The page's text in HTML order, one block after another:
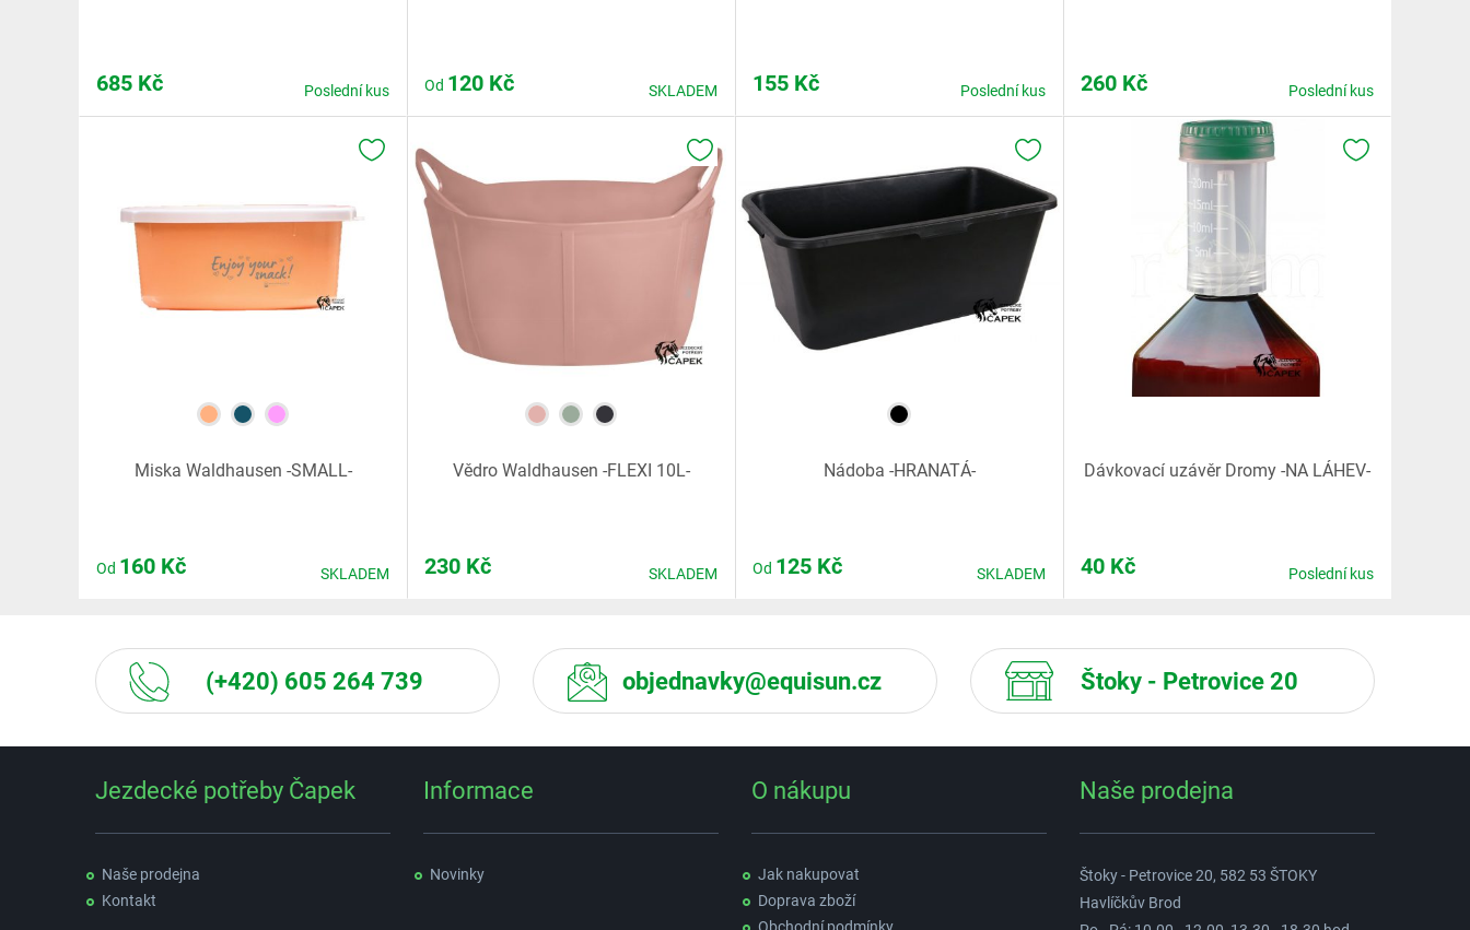
685 Kč Poslední kus Od 120 Kč SKLADEM 155 Kč Poslední kus 260 Kč Poslední kus
Miska Waldhausen -SMALL-
K OBLÍBENÝM
Od 160 Kč SKLADEM
Vědro Waldhausen -FLEXI 10L-
230 Kč SKLADEM
Nádoba -HRANATÁ-
Od 125 Kč SKLADEM
Dávkovací uzávěr Dromy -NA LÁHEV-
40 Kč Poslední kus
(+420) 605 264 739 objednavky@equisun.cz Štoky - Petrovice 20
Jezdecké potřeby Čapek
Naše prodejna
Kontakt
Informace
Novinky
O nákupu
Jak nakupovat
Doprava zboží
Naše prodejna
Štoky - Petrovice 20, 582 53 ŠTOKY
Havlíčkův Brod